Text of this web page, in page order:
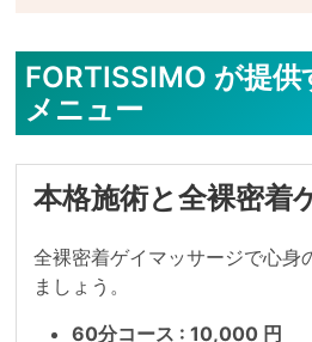
FORTISSIMO が提
メニュー
本格施術と全裸密着
全裸密着ゲイマッサージで心身
ましょう。
60分コース : 10,000 円